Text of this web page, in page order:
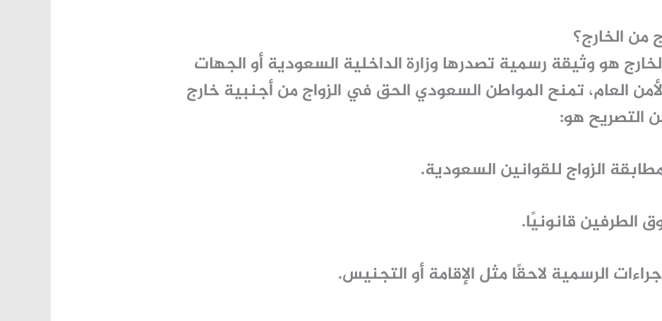
من الخارج؟
هو وثيقة رسمية تصدرها وزارة الداخلية السعودية أو الجهات
العام، تمنح المواطن السعودي الحق في الزواج من أجنبية خارج
التصريح هو:
الزواج للقوانين السعودية.
الطرفين قانونيًا.
الرسمية لاحقًا مثل الإقامة أو التجنيس.